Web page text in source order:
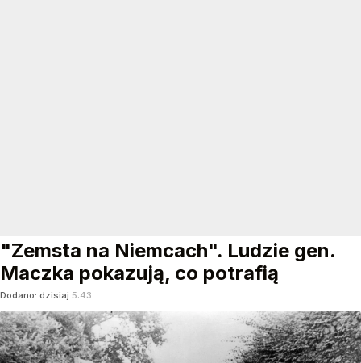
"Zemsta na Niemcach". Ludzie gen.
Maczka pokazują, co potrafią
Dodano: dzisiaj 5:43